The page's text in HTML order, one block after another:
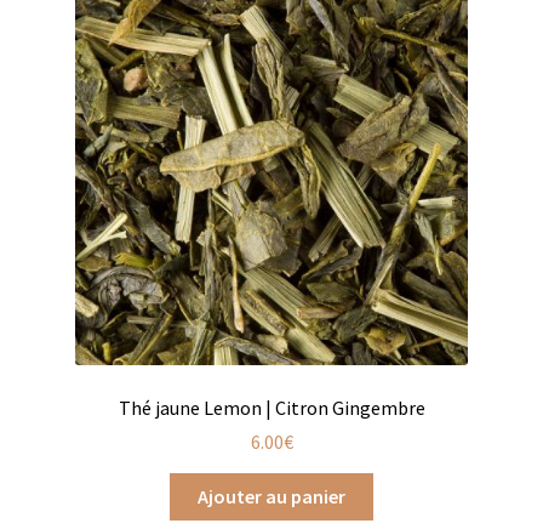
Coffrets thés
Conditionnement de nos thés et infusions
Conditions générales de ventes et mentions légales
Contactez-nous
Diffuseurs de parfum
Enfants
Cadeaux de naissance
Jeux pour enfants
Thé jaune Lemon | Citron Gingembre
6.00€
Ajouter au panier